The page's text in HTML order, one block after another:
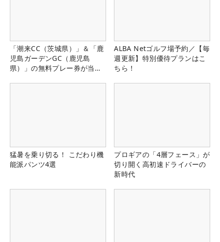
「潮来CC（茨城県）」＆「鹿
児島ガーデンGC（鹿児島
県）」の無料プレー券が当た
ALBA Netゴルフ場予約／【毎
週更新】特別優待プランはこ
ちら！
猛暑を乗り切る！ こだわり機
能派パンツ4選
プロギアの「4層フェース」が
切り開く高初速ドライバーの
新時代